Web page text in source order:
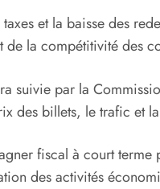
et la baisse des
la compétitivité des
suivie par la
des billets, le trafic et
fiscal à court terme
des activités